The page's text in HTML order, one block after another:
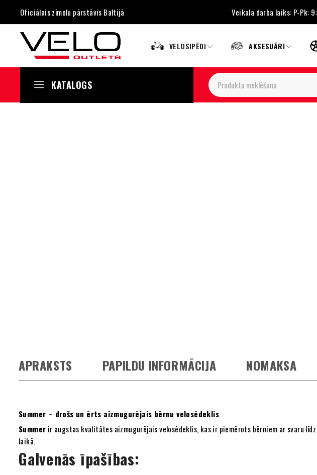
Oficiālais zīmolu pārstāvis Baltijā Veikala darba laiks: P-Pk:
VELOSIPĒDI AKSESUĀRI
KATALOGS
APRAKSTS PAPILDU INFORMĀCIJA NOMAKSA
Summer – drošs un ērts aizmugurējais bērnu velosēdeklis
Summer ir augstas kvalitātes aizmugurējais velosēdeklis, kas ir piemērots bērniem ar svaru līdz
laikā.
Galvenās īpašības: